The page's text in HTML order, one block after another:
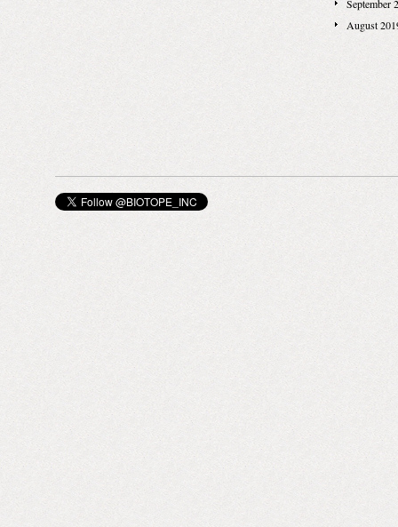
September
August